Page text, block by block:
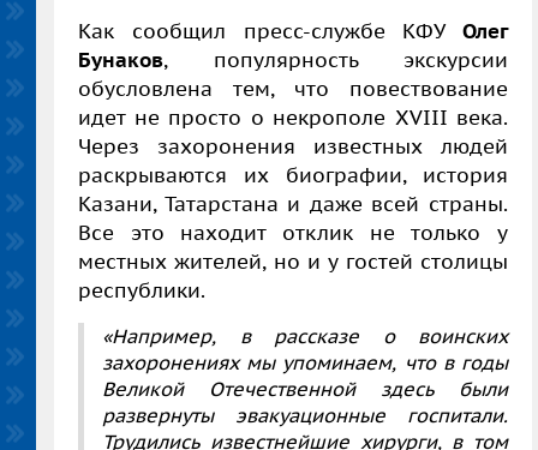
Как сообщил пресс-службе КФУ Олег
Бунаков, популярность экскурсии
обусловлена тем, что повествование
идет не просто о некрополе XVIII века.
Через захоронения известных людей
раскрываются их биографии, история
Казани, Татарстана и даже всей страны.
Все это находит отклик не только у
местных жителей, но и у гостей столицы
республики.
«Например, в рассказе о воинских
захоронениях мы упоминаем, что в годы
Великой Отечественной здесь были
развернуты эвакуационные госпитали.
Трудились известнейшие хирурги, в том